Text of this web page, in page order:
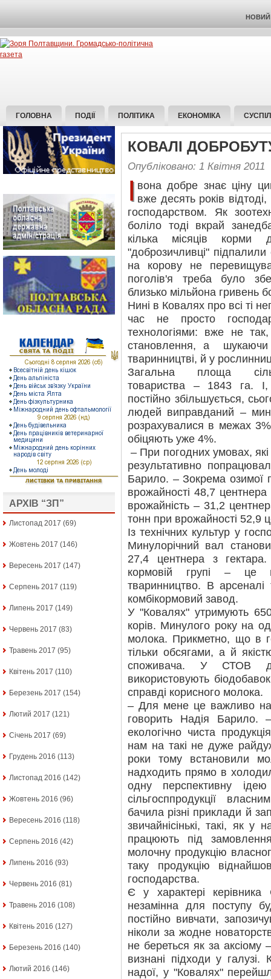
НОВИЙ
ГОЛОВНА ПОДІЇ ПОЛІТИКА ЕКОНОМІКА
АРХІВ “ЗП”
Листопад 2017 (69)
Жовтень 2017 (146)
Вересень 2017 (147)
Серпень 2017 (119)
Липень 2017 (149)
Червень 2017 (83)
Травень 2017 (95)
Квітень 2017 (110)
Березень 2017 (154)
Лютий 2017 (121)
Січень 2017 (69)
Грудень 2016 (113)
Листопад 2016 (142)
Жовтень 2016 (96)
Вересень 2016 (118)
Серпень 2016 (42)
Липень 2016 (93)
Червень 2016 (81)
Травень 2016 (108)
Квітень 2016 (127)
Березень 2016 (140)
Лютий 2016 (146)
КОВАЛІ
Опубліковано: 1 Квітня 2011
І вона добре знає ціну
вже десять років
господарством. Як
боліло тоді вкрай
кілька місяців корми
"доброзичливці"
на корову не
поголів'я треба було
близько мільйона гривень
Нині в Ковалях про всі ті
час не просто
технологіями: вже не
становлення, а
тваринництві, й у
Загальна площа
товариства – 1843 га. І,
постійно збільшується,
людей виправданий –
розрахувалися в межах
обіцяють уже 4%.
– При погодних умовах,
результативно
Барило. – Зокрема озимої
врожайності 48,7
врожайність – 31,2
тонн при врожайності 52,9
Із технічних культур у
Минулорічний вал
27,4 центнера з
кормовій групі – це
тваринництво. В
комбікормовий завод.
У "Ковалях" утримують
корів. Минулого року на
молока. Прикметно, що в
тільки обсягами, а й
споживача. У СТОВ
використовують
справді корисного молока.
– Для мене це важливо
говорить Надія
екологічно чиста
нам на такі не дуже
роки тому встановили
надходить прямо в
одну перспективну
сільгосппродукції
бачила різні приклади й
звичайнісінькі, такі, як
працюють під
молочну продукцію
таку продукцію
господарства.
Є у характері
незамінна для поступу
постійно вивчати,
ніколи за жодне
не береться як за аксіому
визнані підходи у
надої, у "Ковалях"